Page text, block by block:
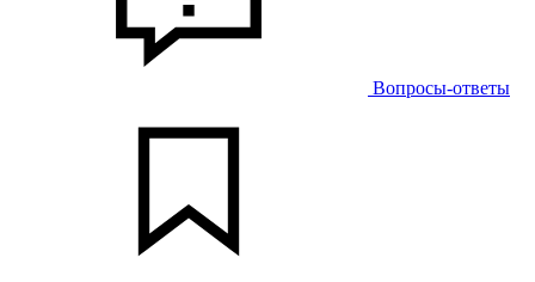
Вопросы-ответы